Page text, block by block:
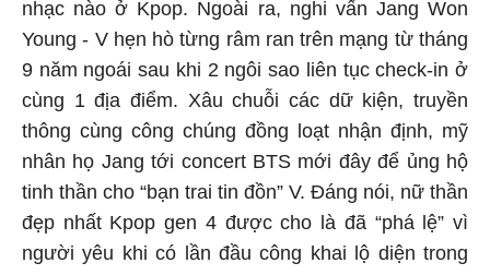
nhạc nào ở Kpop. Ngoài ra, nghi vấn Jang Won
Young - V hẹn hò từng râm ran trên mạng từ tháng
9 năm ngoái sau khi 2 ngôi sao liên tục check-in ở
cùng 1 địa điểm. Xâu chuỗi các dữ kiện, truyền
thông cùng công chúng đồng loạt nhận định, mỹ
nhân họ Jang tới concert BTS mới đây để ủng hộ
tinh thần cho “bạn trai tin đồn” V. Đáng nói, nữ thần
đẹp nhất Kpop gen 4 được cho là đã “phá lệ” vì
người yêu khi có lần đầu công khai lộ diện trong